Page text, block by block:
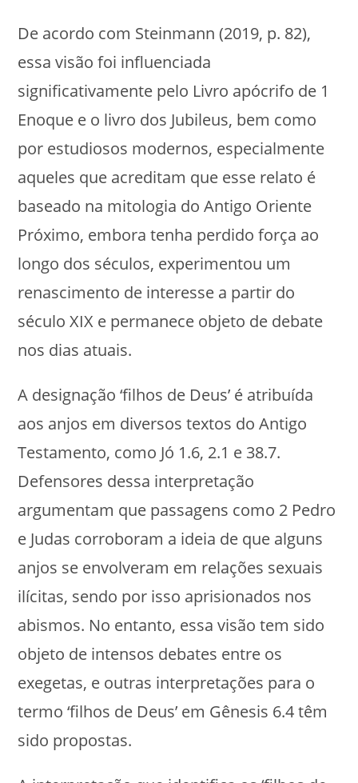
De acordo com Steinmann (2019, p. 82),
essa visão foi influenciada
significativamente pelo Livro apócrifo de 1
Enoque e o livro dos Jubileus, bem como
por estudiosos modernos, especialmente
aqueles que acreditam que esse relato é
baseado na mitologia do Antigo Oriente
Próximo, embora tenha perdido força ao
longo dos séculos, experimentou um
renascimento de interesse a partir do
século XIX e permanece objeto de debate
nos dias atuais.
A designação ‘filhos de Deus’ é atribuída
aos anjos em diversos textos do Antigo
Testamento, como Jó 1.6, 2.1 e 38.7.
Defensores dessa interpretação
argumentam que passagens como 2 Pedro
e Judas corroboram a ideia de que alguns
anjos se envolveram em relações sexuais
ilícitas, sendo por isso aprisionados nos
abismos. No entanto, essa visão tem sido
objeto de intensos debates entre os
exegetas, e outras interpretações para o
termo ‘filhos de Deus’ em Gênesis 6.4 têm
sido propostas.